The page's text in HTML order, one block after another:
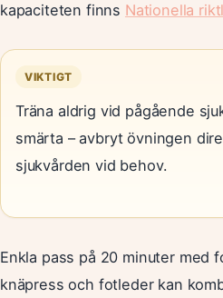
kapaciteten finns Nationella
VIKTIGT
Träna aldrig vid pågående
smärta – avbryt övningen
sjukvården vid behov.
Enkla pass på 20 minuter med
knäpress och fotleder kan